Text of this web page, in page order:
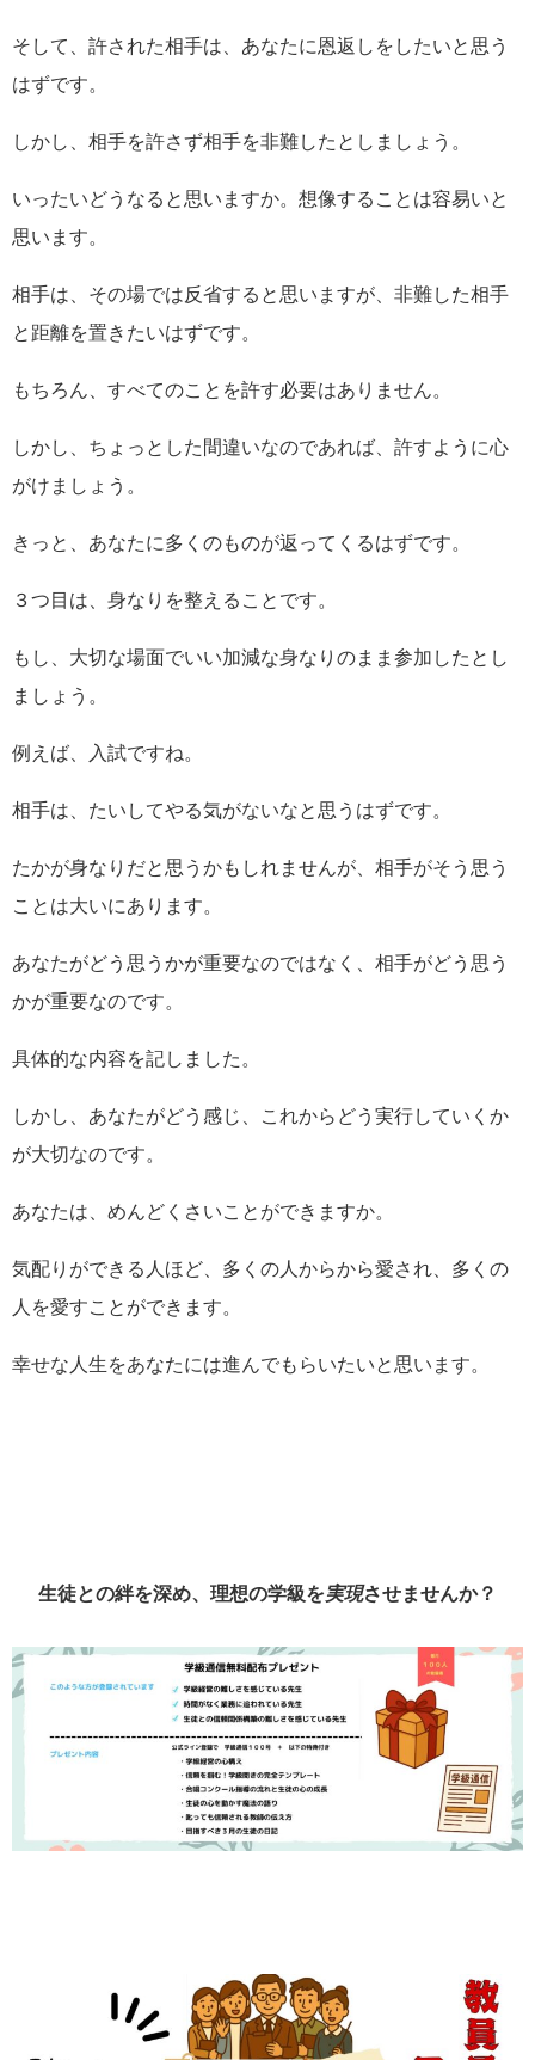
そして、許された相手は、あなたに恩返しをしたいと思う
はずです。
しかし、相手を許さず相手を非難したとしましょう。
いったいどうなると思いますか。想像することは容易いと
思います。
相手は、その場では反省すると思いますが、非難した相手
と距離を置きたいはずです。
もちろん、すべてのことを許す必要はありません。
しかし、ちょっとした間違いなのであれば、許すように心
がけましょう。
きっと、あなたに多くのものが返ってくるはずです。
３つ目は、身なりを整えることです。
もし、大切な場面でいい加減な身なりのまま参加したとし
ましょう。
例えば、入試ですね。
相手は、たいしてやる気がないなと思うはずです。
たかが身なりだと思うかもしれませんが、相手がそう思う
ことは大いにあります。
あなたがどう思うかが重要なのではなく、相手がどう思う
かが重要なのです。
具体的な内容を記しました。
しかし、あなたがどう感じ、これからどう実行していくか
が大切なのです。
あなたは、めんどくさいことができますか。
気配りができる人ほど、多くの人からから愛され、多くの
人を愛すことができます。
幸せな人生をあなたには進んでもらいたいと思います。
生徒との絆を深め、理想の学級を実現させませんか？